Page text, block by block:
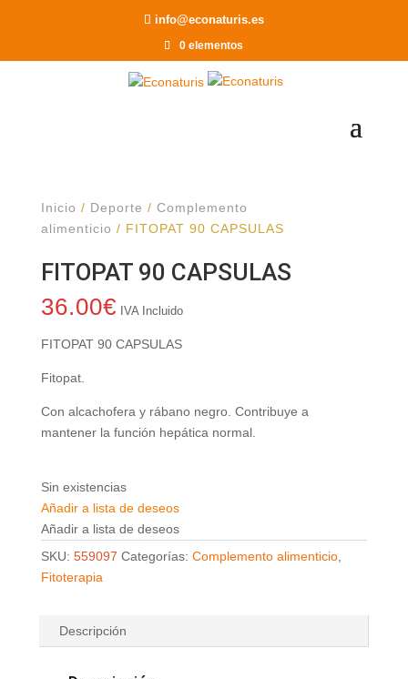
info@econaturis.es
0 elementos
Inicio / Deporte / Complemento
alimenticio / FITOPAT 90 CAPSULAS
FITOPAT 90 CAPSULAS
36.00€ IVA Incluido
FITOPAT 90 CAPSULAS
Fitopat.
Con alcachofera y rábano negro. Contribuye a
mantener la función hepática normal.
Sin existencias
Añadir a lista de deseos
Añadir a lista de deseos
SKU: 559097 Categorías: Complemento alimenticio,
Fitoterapia
Descripción